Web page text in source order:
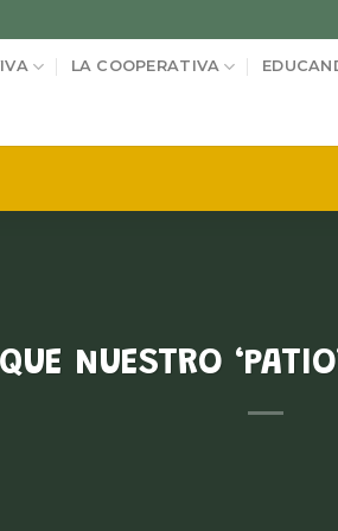
LA COOPERATIVA
NUESTRO